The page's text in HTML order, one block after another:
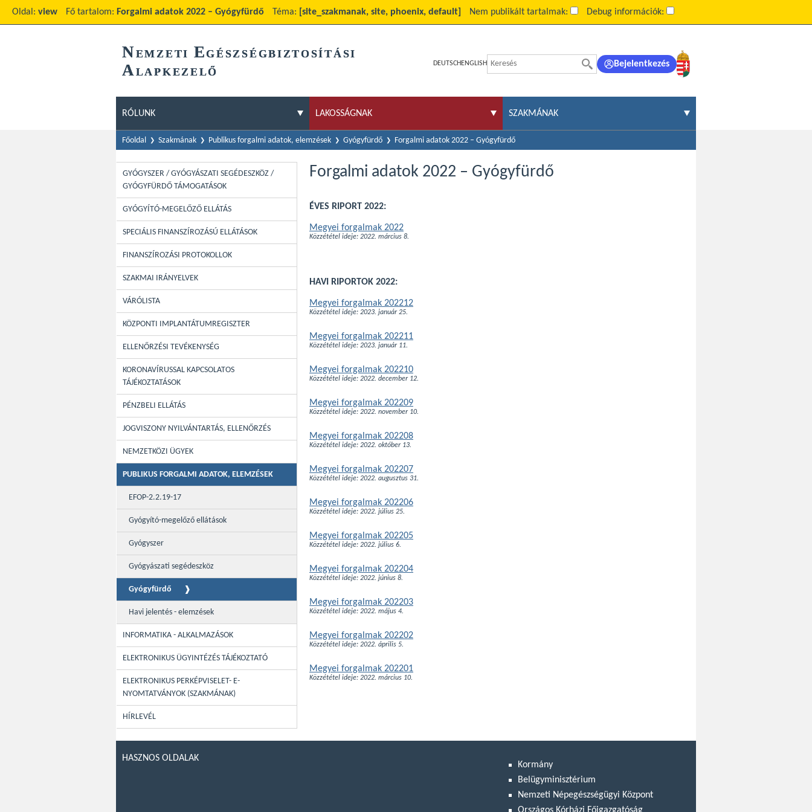
Oldal: view Fő tartalom: Forgalmi adatok 2022 – Gyógyfürdő Téma: [site_szakmanak, site, phoenix, default] Nem publikált tartalmak: Debug információk:
NEMZETI EGÉSZSÉGBIZTOSÍTÁSI
ALAPKEZELŐ
DEUTSCH ENGLISH Bejelentkezés
RÓLUNK LAKOSSÁGNAK SZAKMÁNAK
Főoldal Szakmának Publikus forgalmi adatok, elemzések Gyógyfürdő Forgalmi adatok 2022 – Gyógyfürdő
GYÓGYSZER / GYÓGYÁSZATI SEGÉDESZKÖZ /
GYÓGYFÜRDŐ TÁMOGATÁSOK
GYÓGYÍTÓ-MEGELŐZŐ ELLÁTÁS
SPECIÁLIS FINANSZÍROZÁSÚ ELLÁTÁSOK
FINANSZÍROZÁSI PROTOKOLLOK
SZAKMAI IRÁNYELVEK
VÁRÓLISTA
KÖZPONTI IMPLANTÁTUMREGISZTER
ELLENŐRZÉSI TEVÉKENYSÉG
KORONAVÍRUSSAL KAPCSOLATOS
TÁJÉKOZTATÁSOK
PÉNZBELI ELLÁTÁS
JOGVISZONY NYILVÁNTARTÁS, ELLENŐRZÉS
NEMZETKÖZI ÜGYEK
PUBLIKUS FORGALMI ADATOK, ELEMZÉSEK
EFOP-2.2.19-17
Gyógyító-megelőző ellátások
Gyógyszer
Gyógyászati segédeszköz
Gyógyfürdő
Havi jelentés - elemzések
INFORMATIKA - ALKALMAZÁSOK
ELEKTRONIKUS ÜGYINTÉZÉS TÁJÉKOZTATÓ
ELEKTRONIKUS PERKÉPVISELET- E-
NYOMTATVÁNYOK (SZAKMÁNAK)
HÍRLEVÉL
Forgalmi adatok 2022 – Gyógyfürdő
ÉVES RIPORT 2022:
Megyei forgalmak 2022
Közzététel ideje: 2022. március 8.
HAVI RIPORTOK 2022:
Megyei forgalmak 202212
Közzététel ideje: 2023. január 25.
Megyei forgalmak 202211
Közzététel ideje: 2023. január 11.
Megyei forgalmak 202210
Közzététel ideje: 2022. december 12.
Megyei forgalmak 202209
Közzététel ideje: 2022. november 10.
Megyei forgalmak 202208
Közzététel ideje: 2022. október 13.
Megyei forgalmak 202207
Közzététel ideje: 2022. augusztus 31.
Megyei forgalmak 202206
Közzététel ideje: 2022. július 25.
Megyei forgalmak 202205
Közzététel ideje: 2022. július 6.
Megyei forgalmak 202204
Közzététel ideje: 2022. június 8.
Megyei forgalmak 202203
Közzététel ideje: 2022. május 4.
Megyei forgalmak 202202
Közzététel ideje: 2022. április 5.
Megyei forgalmak 202201
Közzététel ideje: 2022. március 10.
HASZNOS OLDALAK
Kormány
Belügyminisztérium
Nemzeti Népegészségügyi Központ